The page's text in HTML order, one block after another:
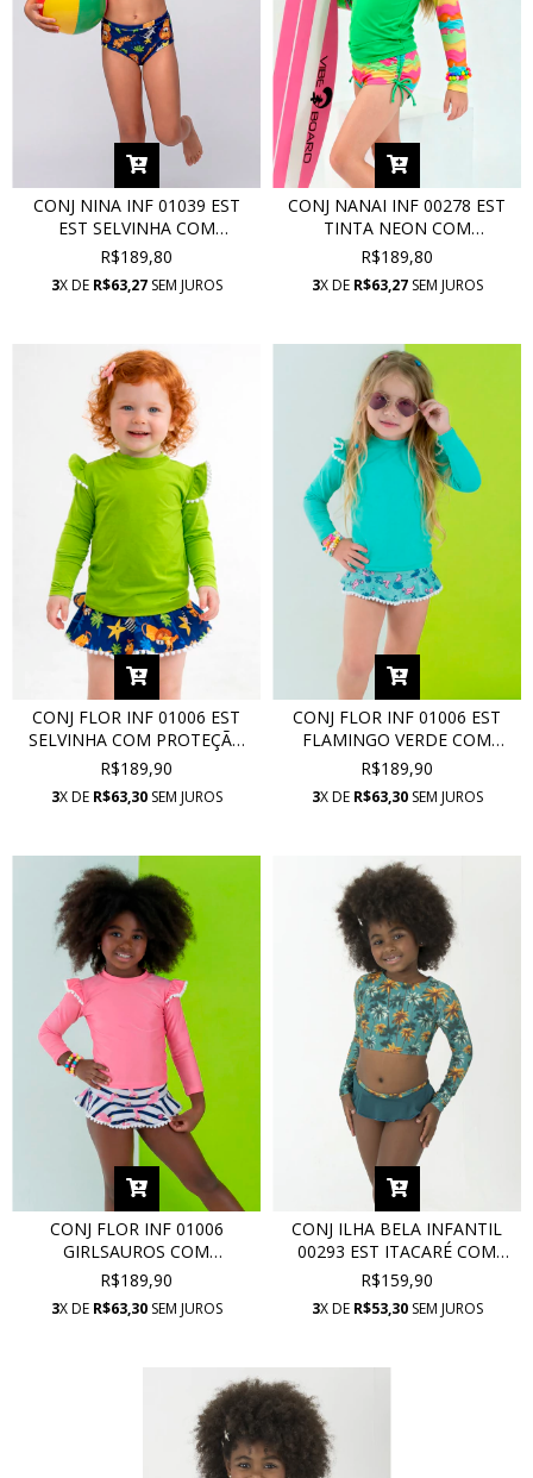
CONJ NINA INF 01039 EST
EST SELVINHA COM
PROTEÇÃO UV
R$189,80
3X DE R$63,27SEM JUROS
CONJ NANAI INF 00278 EST
TINTA NEON COM
PROTEÇÃO UV
R$189,80
3X DE R$63,27SEM JUROS
CONJ FLOR INF 01006 EST
SELVINHA COM PROTEÇÃO
UV
R$189,90
3X DE R$63,30SEM JUROS
CONJ FLOR INF 01006 EST
FLAMINGO VERDE COM
PROTEÇÃO UV
R$189,90
3X DE R$63,30SEM JUROS
CONJ FLOR INF 01006
GIRLSAUROS COM
PROTEÇÃO UV
R$189,90
3X DE R$63,30SEM JUROS
CONJ ILHA BELA INFANTIL
00293 EST ITACARÉ COM
PROTEÇÃO UV
R$159,90
3X DE R$53,30SEM JUROS